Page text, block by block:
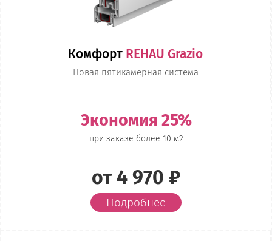
Комфорт REHAU Grazio
Новая пятикамерная система
Экономия 25%
при заказе более 10 м2
от 4 970 ₽
Подробнее